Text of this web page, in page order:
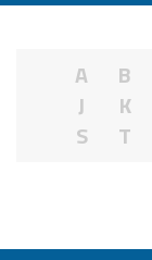
A B
J
K
S
T